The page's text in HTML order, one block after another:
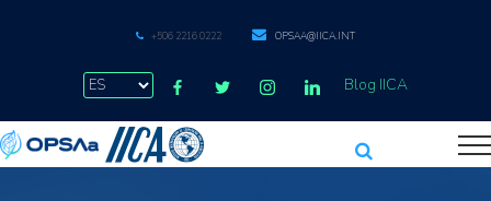
+506 2216 0222 OPSAA@IICA.INT
Blog IICA